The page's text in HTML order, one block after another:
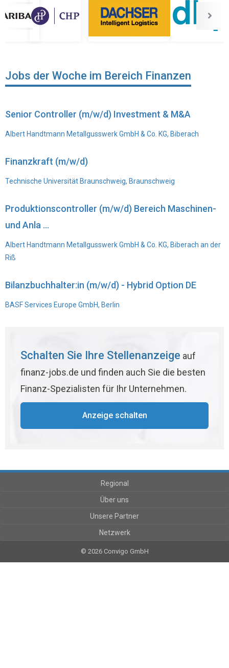
Jobs der Woche im Bereich Finanzen
Senior Controller (m/w/d) Investment & M&A
Albert Handtmann Metallgusswerk GmbH & Co. KG, Biberach
Finanzkraft (m/w/d)
Technische Universität Braunschweig, Braunschweig
Produktionscontroller (m/w/d) Bereich Maschinen-
und Anla ...
Albert Handtmann Metallgusswerk GmbH & Co. KG, Biberach an der
Riß
Bilanzbuchhalter:in (m/w/d) - Hybrid Option DE
BASF Services Europe GmbH, Berlin
Schalten Sie Ihre Stellenanzeige auf
finanz-jobs.de und finden auch Sie die besten
Finanz-Spezialisten für Ihr Unternehmen.
Anzeige schalten
Regional
Über uns
Unsere Partner
Netzwerk
© 2026 Convigo GmbH